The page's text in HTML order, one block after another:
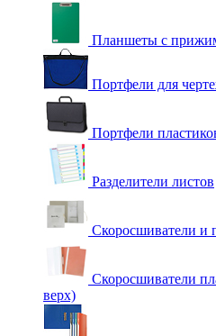
Планшеты с
Портфели для
Портфели
Разделители листов
Скоросшиватели и
Скоросшиватели
верх)